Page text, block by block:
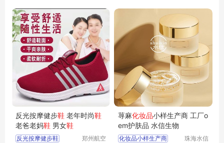
反光按摩健步鞋 老年时尚鞋
老爸老妈鞋 男女鞋
反光按摩健步鞋
郑州航空
荨麻化妆品小样生产商 工厂o
em护肤品 水信生物
化妆品小样生产商
珠海水信